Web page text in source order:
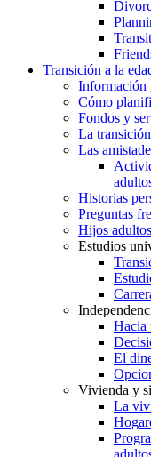
Transición a la
Información
Cómo
Fondos y
La
Las
Historias
Preguntas
Hijos
Estudios
Hacia
El
Vivienda y
La